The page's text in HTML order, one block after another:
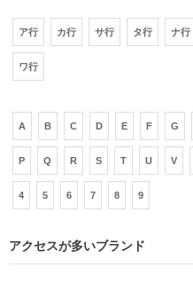
ア行 カ行 サ行 タ行 ナ行
ワ行
A B C D E F G
P Q R S T U V
4 5 6 7 8 9
アクセスが多いブランド